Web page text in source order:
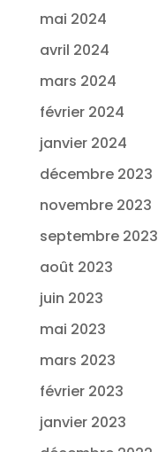
mai 2024
avril 2024
mars 2024
février 2024
janvier 2024
décembre 2023
novembre 2023
septembre 2023
août 2023
juin 2023
mai 2023
mars 2023
février 2023
janvier 2023